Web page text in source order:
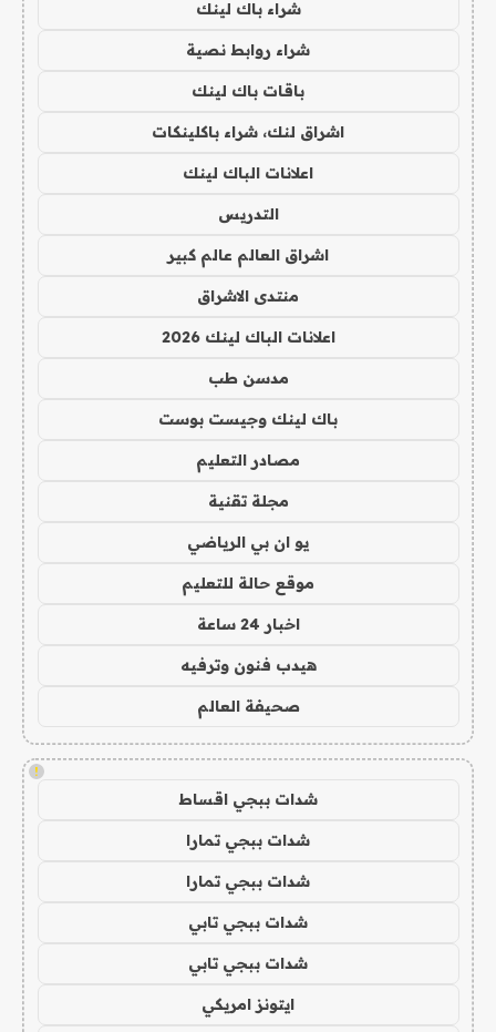
شراء باك لينك
شراء روابط نصية
باقات باك لينك
اشراق لنك، شراء باكلينكات
اعلانات الباك لينك
التدريس
اشراق العالم عالم كبير
منتدى الاشراق
اعلانات الباك لينك 2026
مدسن طب
باك لينك وجيست بوست
مصادر التعليم
مجلة تقنية
يو ان بي الرياضي
موقع حالة للتعليم
اخبار 24 ساعة
هيدب فنون وترفيه
صحيفة العالم
!
شدات ببجي اقساط
شدات ببجي تمارا
شدات ببجي تمارا
شدات ببجي تابي
شدات ببجي تابي
ايتونز امريكي